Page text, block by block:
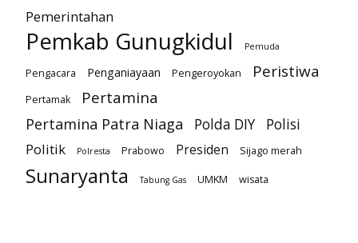
Pemerintahan
Pemkab Gunugkidul Pemuda
Pengacara Penganiayaan Pengeroyokan Peristiwa
Pertamak Pertamina
Pertamina Patra Niaga Polda DIY
Polisi
Politik
Polresta Prabowo Presiden Sijago merah
Sunaryanta Tabung Gas UMKM wisata